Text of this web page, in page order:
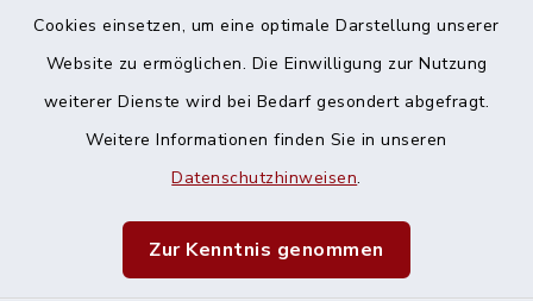
Cookies einsetzen, um eine optimale Darstellung unserer
Website zu ermöglichen. Die Einwilligung zur Nutzung
weiterer Dienste wird bei Bedarf gesondert abgefragt.
Weitere Informationen finden Sie in unseren
Datenschutzhinweisen.
Zur Kenntnis genommen
Datenschutz
Impressum
Sitemap
Cookie-Einstellungen